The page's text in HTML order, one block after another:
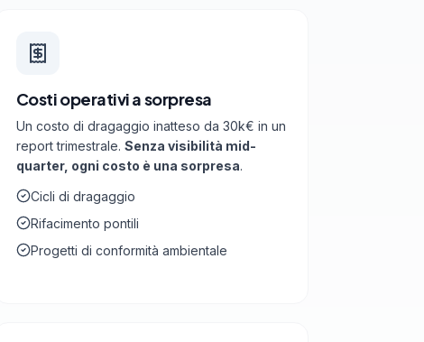
Costi operativi a sorpresa
Un costo di dragaggio inatteso da 30k€ in un
report trimestrale. Senza visibilità mid-
quarter, ogni costo è una sorpresa.
Cicli di dragaggio
Rifacimento pontili
Progetti di conformità ambientale